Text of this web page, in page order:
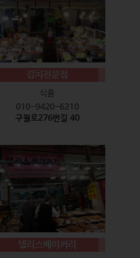
김치전문점
식품
010-9420-6210
구월로276번길 40
델리스베이커리